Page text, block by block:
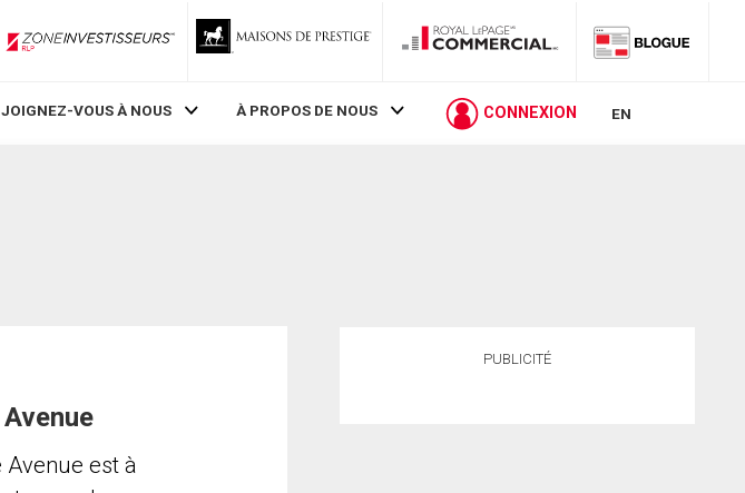
ZoneInvestisseurs RLP
JOIGNEZ-VOUS À NOUS À PROPOS DE NOUS CONNEXION EN
Avenue est à
PUBLICITÉ